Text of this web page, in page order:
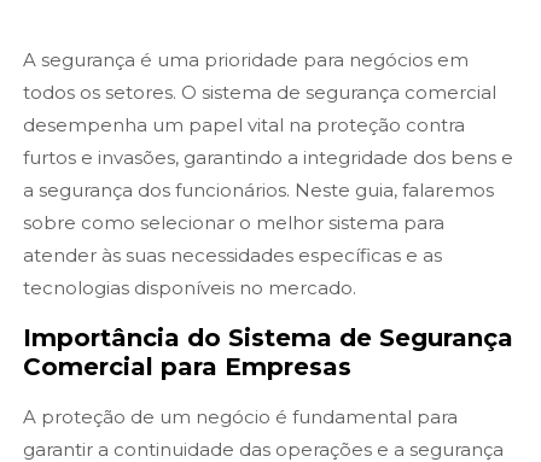
A segurança é uma prioridade para negócios em
todos os setores. O sistema de segurança comercial
desempenha um papel vital na proteção contra
furtos e invasões, garantindo a integridade dos bens e
a segurança dos funcionários. Neste guia, falaremos
sobre como selecionar o melhor sistema para
atender às suas necessidades específicas e as
tecnologias disponíveis no mercado.
Importância do Sistema de Segurança
Comercial para Empresas
A proteção de um negócio é fundamental para
garantir a continuidade das operações e a segurança